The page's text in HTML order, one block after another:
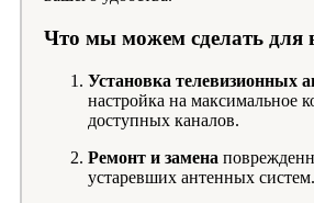
Что мы можем сделать для
Установка телевизионных
настройка на максимальное
доступных каналов.
Ремонт и замена
устаревших антенных систем.